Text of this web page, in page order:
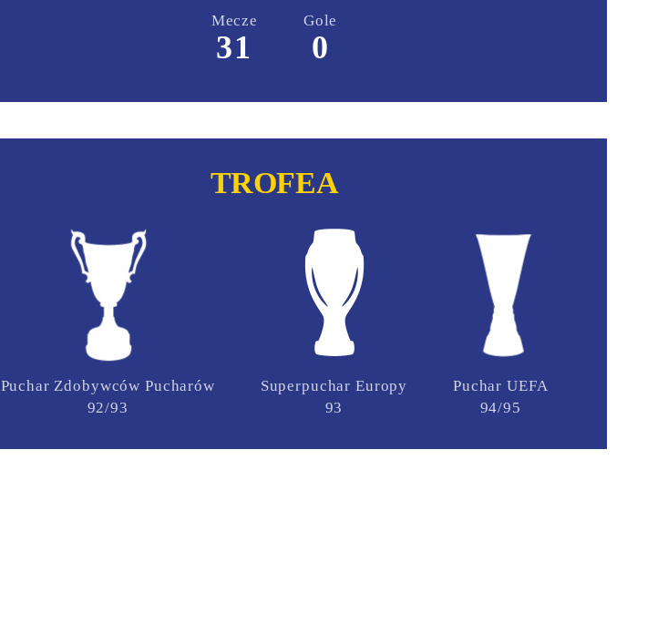
Mecze
31
Gole
0
TROFEA
Puchar Zdobywców Pucharów
92/93
Superpuchar Europy
93
Puchar UEFA
94/95